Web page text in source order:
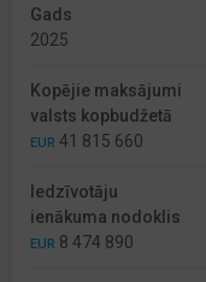
Gads
2025
Kopējie maksājumi
valsts kopbudžetā
EUR 41 815 660
Iedzīvotāju
ienākuma nodoklis
EUR 8 474 890